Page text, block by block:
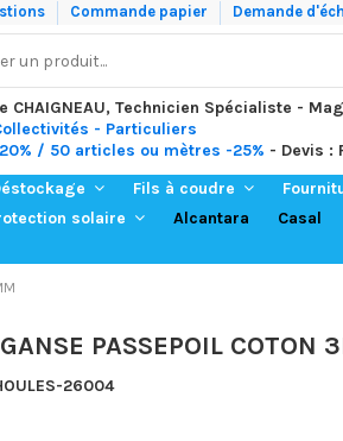
Commande papier Demande
Technicien Spécialiste -
- Particuliers
/ 50 articles ou mètres -25% - Devis :
Fils à coudre
solaire Alcantara Casal
PASSEPOIL COTON
26004